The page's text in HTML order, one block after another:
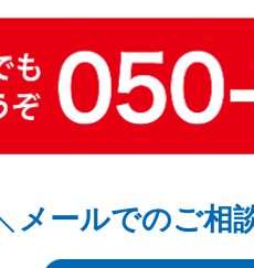
メールでのご相